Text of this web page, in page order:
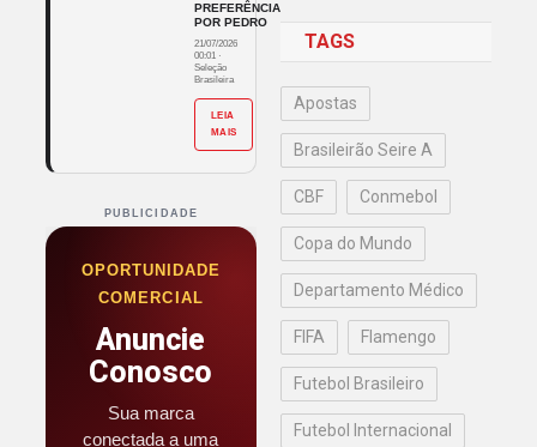
PREFERÊNCIA
POR PEDRO
21/07/2026
00:01 ·
Seleção
Brasileira
LEIA
MAIS
PUBLICIDADE
OPORTUNIDADE
COMERCIAL
Anuncie
Conosco
Sua marca
conectada a uma
TAGS
Apostas
Brasileirão Seire A
CBF Conmebol
Copa do Mundo
Departamento Médico
FIFA Flamengo
Futebol Brasileiro
Futebol Internacional